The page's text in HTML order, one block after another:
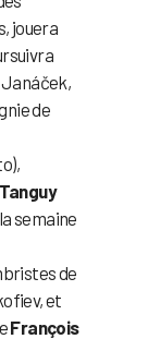
jouera
de
Tanguy
semaine
de
et
François